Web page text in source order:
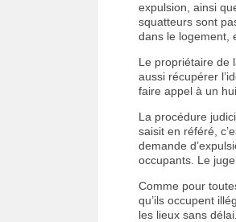
expulsion, ainsi
squatteurs sont
dans le logement,
Le propriétaire de
aussi récupérer
faire appel à un
La procédure
saisit en référé,
demande
occupants. Le
Comme pour
qu’ils occupent
les lieux sans